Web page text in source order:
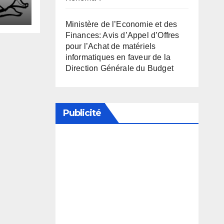
Ministère de l’Economie et des
Finances: Avis d’Appel d’Offres
pour l’Achat de matériels
informatiques en faveur de la
Direction Générale du Budget
Publicité